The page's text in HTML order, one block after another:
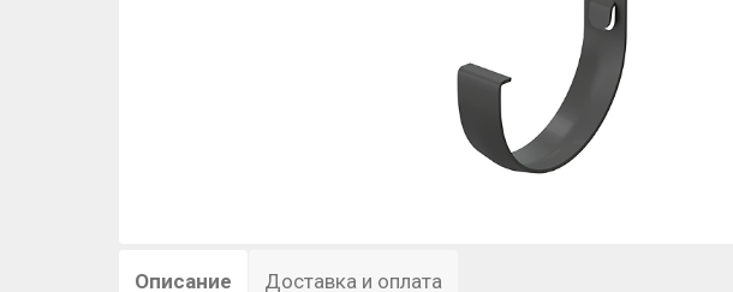
Описание Доставка и оплата